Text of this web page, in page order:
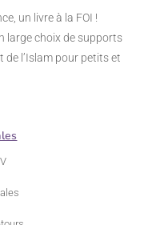
un livre à la FOI !
large choix de supports
de l’Islam pour petits et